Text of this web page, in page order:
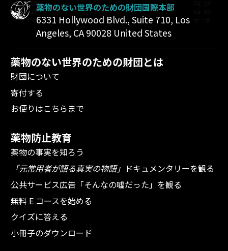
薬物のない世界のための財団国際本部
6331 Hollywood Blvd., Suite 710, Los
Angeles, CA 90028 United States
薬物のない世界のための財団とは
財団について
寄付する
お便りはこちらまで
薬物防止教育
薬物の事実を知ろう
「元常用者が語る真実の物語」 ドキュメンタリーを観る
公共サービス広告「そんなの嘘だった」を観る
無料 E コースを始める
クイズに答える
小冊子のダウンロード